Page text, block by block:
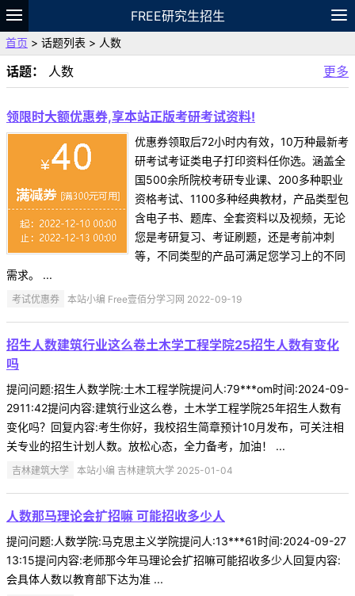
FREE研究生招生
题库
故事 专题
VIP
资料
首页 > 话题列表 > 人数
话题： 人数 更多
领限时大额优惠券,享本站正版考研考试资料!
优惠券领取后72小时内有效，10万种最新考
研考试考证类电子打印资料任你选。涵盖全
国500余所院校考研专业课、200多种职业
资格考试、1100多种经典教材，产品类型包
含电子书、题库、全套资料以及视频，无论
您是考研复习、考证刷题，还是考前冲刺
等，不同类型的产品可满足您学习上的不同
需求。 ...
考试优惠券 本站小编 Free壹佰分学习网 2022-09-19
招生人数建筑行业这么卷土木学工程学院25招生人数有变化
吗
提问问题:招生人数学院:土木工程学院提问人:79***om时间:2024-09-
2911:42提问内容:建筑行业这么卷，土木学工程学院25年招生人数有
变化吗？回复内容:考生你好，我校招生简章预计10月发布，可关注相
关专业的招生计划人数。放松心态，全力备考，加油！ ...
吉林建筑大学 本站小编 吉林建筑大学 2025-01-04
人数那马理论会扩招嘛 可能招收多少人
提问问题:人数学院:马克思主义学院提问人:13***61时间:2024-09-27
13:15提问内容:老师那今年马理论会扩招嘛可能招收多少人回复内容:
会具体人数以教育部下达为准 ...